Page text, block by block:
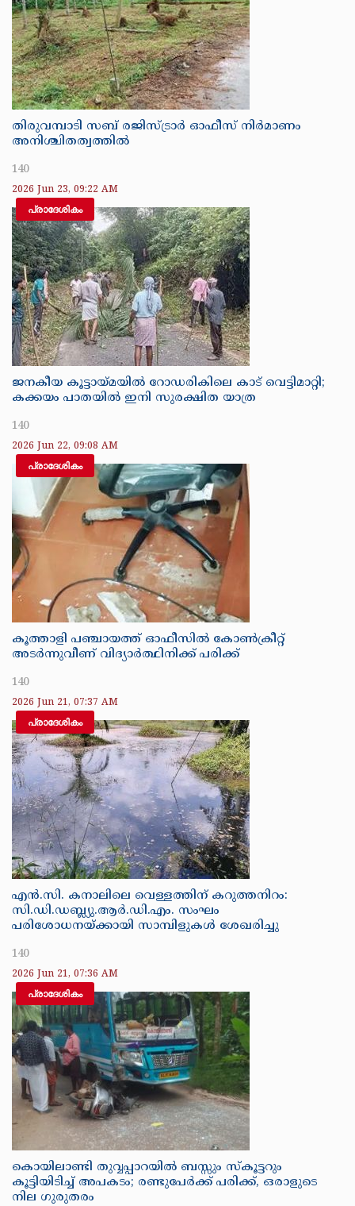
തിരുവമ്പാടി സബ് രജിസ്ട്രാർ ഓഫീസ് നിർമാണം
അനിശ്ചിതത്വത്തിൽ
140
2026 Jun 23, 09:22 AM
പ്രാദേശികം
ജനകീയ കൂട്ടായ്മയിൽ റോഡരികിലെ കാട് വെട്ടിമാറ്റി;
കക്കയം പാതയിൽ ഇനി സുരക്ഷിത യാത്ര
140
2026 Jun 22, 09:08 AM
പ്രാദേശികം
കൂത്താളി പഞ്ചായത്ത് ഓഫീസിൽ കോൺക്രീറ്റ്
അടർന്നുവീണ് വിദ്യാർത്ഥിനിക്ക് പരിക്ക്
140
2026 Jun 21, 07:37 AM
പ്രാദേശികം
എൻ.സി. കനാലിലെ വെള്ളത്തിന് കറുത്തനിറം:
സി.ഡി.ഡബ്ല്യു.ആർ.ഡി.എം. സംഘം
പരിശോധനയ്ക്കായി സാമ്പിളുകൾ ശേഖരിച്ചു
140
2026 Jun 21, 07:36 AM
പ്രാദേശികം
കൊയിലാണ്ടി തുവ്വപ്പാറയിൽ ബസ്സും സ്കൂട്ടറും
കൂട്ടിയിടിച്ച് അപകടം; രണ്ടുപേർക്ക് പരിക്ക്, ഒരാളുടെ
നില ഗുരുതരം